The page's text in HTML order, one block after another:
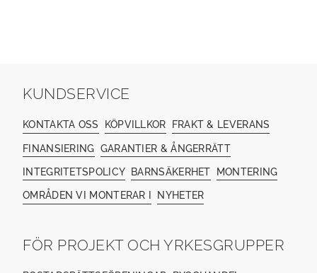
KUNDSERVICE
KONTAKTA OSS KÖPVILLKOR FRAKT & LEVERANS
FINANSIERING GARANTIER & ÅNGERRÄTT
INTEGRITETSPOLICY BARNSÄKERHET MONTERING
OMRÅDEN VI MONTERAR I NYHETER
FÖR PROJEKT OCH YRKESGRUPPER